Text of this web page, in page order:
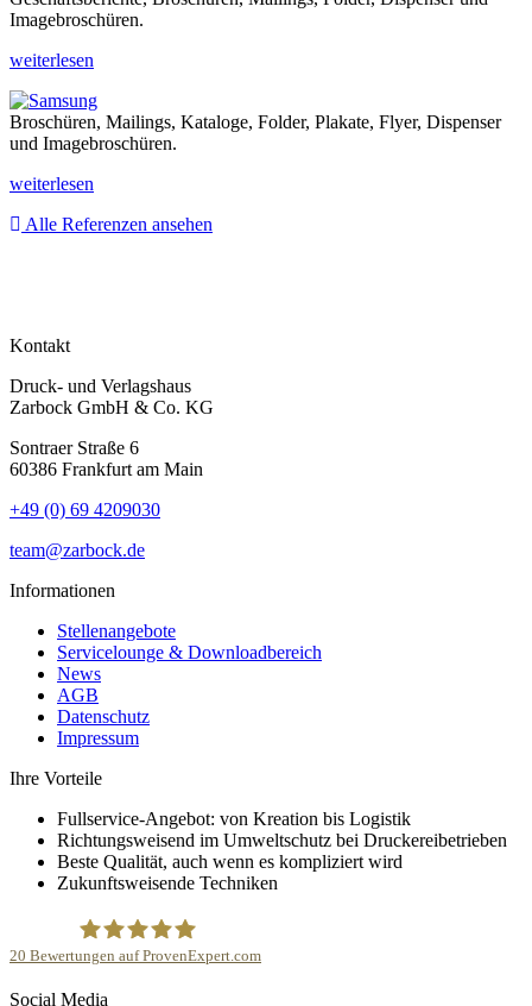
Imagebroschüren.
weiterlesen
Broschüren, Mailings, Kataloge, Folder, Plakate, Flyer, Dispenser
und Imagebroschüren.
weiterlesen
Alle Referenzen ansehen
Kontakt
Druck- und Verlagshaus
Zarbock GmbH & Co. KG
Sontraer Straße 6
60386 Frankfurt am Main
+49 (0) 69 4209030
team@zarbock.de
Informationen
Stellenangebote
Servicelounge & Downloadbereich
News
AGB
Datenschutz
Impressum
Ihre Vorteile
Fullservice-Angebot: von Kreation bis Logistik
Richtungsweisend im Umweltschutz bei Druckereibetrieben
Beste Qualität, auch wenn es kompliziert wird
Zukunftsweisende Techniken
Zarbock
20 Bewertungen auf ProvenExpert.com
Social Media